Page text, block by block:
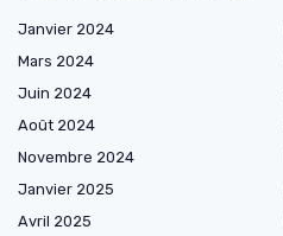
Janvier 2024
Mars 2024
Juin 2024
Août 2024
Novembre 2024
Janvier 2025
Avril 2025